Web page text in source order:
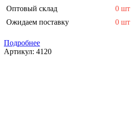
Оптовый склад
0 шт
Ожидаем поставку
0 шт
Подробнее
Артикул: 4120